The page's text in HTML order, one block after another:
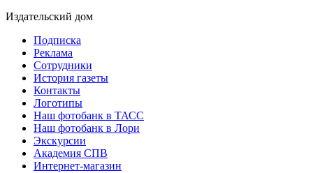
Издательский дом
Подписка
Реклама
Сотрудники
История газеты
Контакты
Логотипы
Наш фотобанк в ТАСС
Наш фотобанк в Лори
Экскурсии
Академия СПВ
Интернет-магазин